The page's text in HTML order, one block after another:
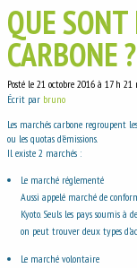
QUE
CARBONE ?
Posté le 21 octobre 2016 à 17 h 21
Écrit par bruno
Les marchés carbone regroupent
ou les quotas d’émissions.
Il existe 2 marchés :
Le marché réglementé
Aussi appelé marché de
Kyoto. Seuls les pays soumis
on peut trouver deux types
Le marché volontaire